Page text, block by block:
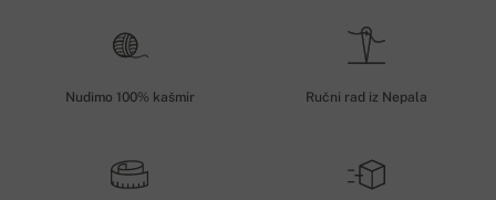
Nudimo 100% kašmir Ručni rad iz Nepala